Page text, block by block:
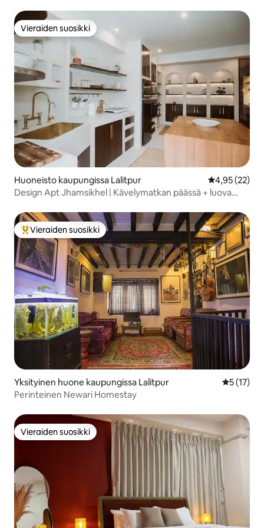
Vieraiden suosikki
Vieraiden suosikki
Huoneisto kaupungissa Lalitpur
4,95 (22)
Design Apt Jhamsikhel | Kävelymatkan päässä + luova
Vieraiden suosikkien parhaimmistoa
Vieraiden suosikki
Yksityinen huone kaupungissa Lalitpur
5 (17)
Perinteinen Newari Homestay
Vieraiden suosikki
Vieraiden suosikki